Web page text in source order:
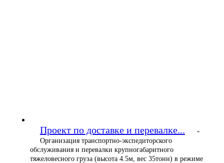
Проект по доставке и перевалке... -
Организация транспортно-экспедиторского
обслуживания и перевалки крупногабаритного
тяжеловесного груза (высота 4.5м, вес 35тонн) в режиме